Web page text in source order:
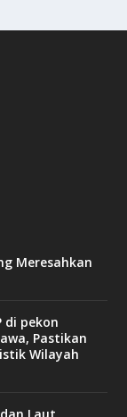
Meresahkan
di pekon
Pastikan
Wilayah